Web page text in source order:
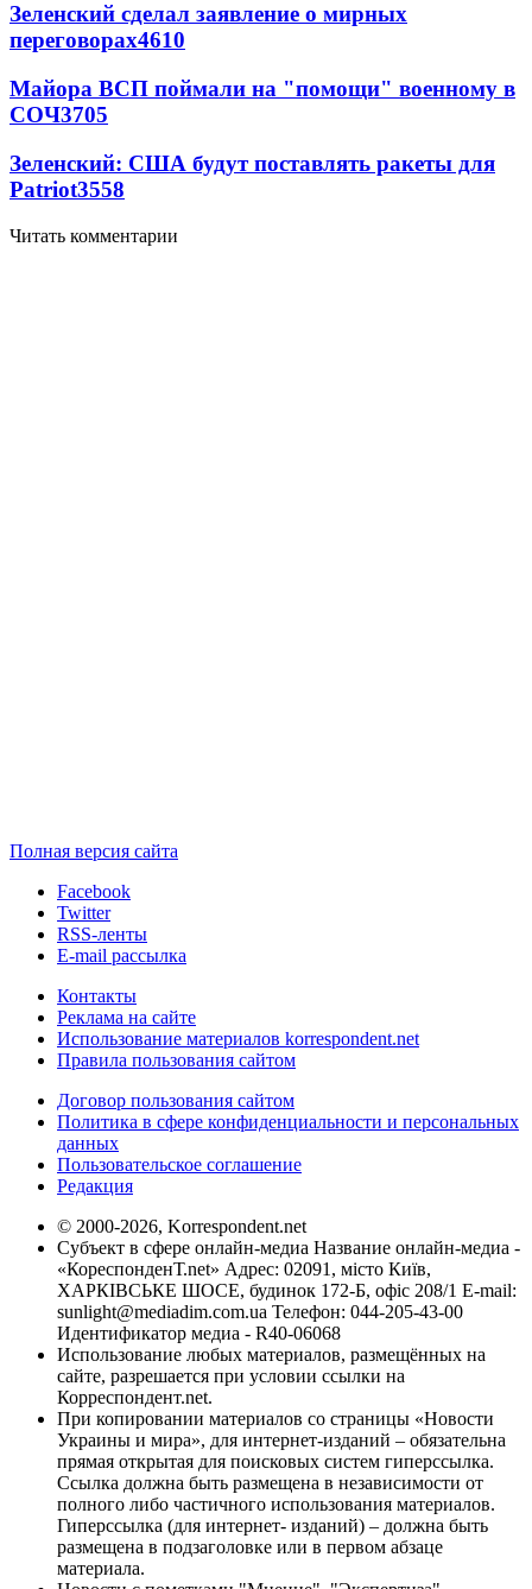
Зеленский сделал заявление о мирных
переговорах4610
Майора ВСП поймали на "помощи" военному в
СОЧ3705
Зеленский: США будут поставлять ракеты для
Patriot3558
Читать комментарии
Полная версия сайта
Facebook
Twitter
RSS-ленты
E-mail рассылка
Контакты
Реклама на сайте
Использование материалов korrespondent.net
Правила пользования сайтом
Договор пользования сайтом
Политика в сфере конфиденциальности и персональных
данных
Пользовательское соглашение
Редакция
© 2000-2026, Korrespondent.net
Субъект в сфере онлайн-медиа Название онлайн-медиа -
«КореспонденТ.net» Адрес: 02091, місто Київ,
ХАРКІВСЬКЕ ШОСЕ, будинок 172-Б, офіс 208/1 E-mail:
sunlight@mediadim.com.ua Телефон: 044-205-43-00
Идентификатор медиа - R40-06068
Использование любых материалов, размещённых на
сайте, разрешается при условии ссылки на
Корреспондент.net.
При копировании материалов со страницы «Новости
Украины и мира», для интернет-изданий – обязательна
прямая открытая для поисковых систем гиперссылка.
Ссылка должна быть размещена в независимости от
полного либо частичного использования материалов.
Гиперссылка (для интернет- изданий) – должна быть
размещена в подзаголовке или в первом абзаце
материала.